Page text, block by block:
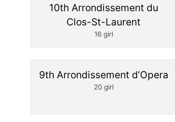
10th Arrondissement du
Clos-St-Laurent
16 girl
9th Arrondissement d’Opera
20 girl